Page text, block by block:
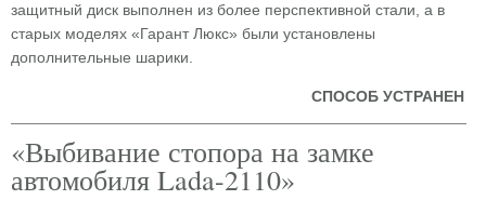
защитный диск выполнен из более перспективной стали, а в
старых моделях «Гарант Люкс» были установлены
дополнительные шарики.
СПОСОБ УСТРАНЕН
«Выбивание стопора на замке
автомобиля Lada-2110»